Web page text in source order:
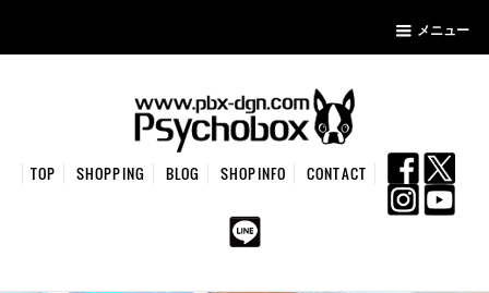
メニュー
TOP SHOPPING BLOG SHOPINFO CONTACT